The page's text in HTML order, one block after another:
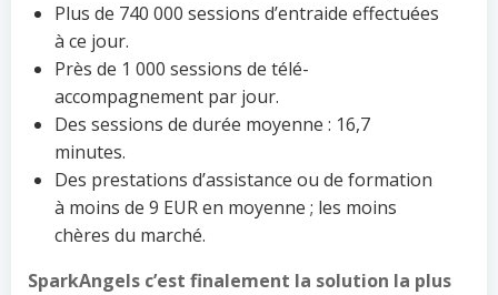
Plus de 740 000 sessions d’entraide effectuées
à ce jour.
Près de 1 000 sessions de télé-
accompagnement par jour.
Des sessions de durée moyenne : 16,7
minutes.
Des prestations d’assistance ou de formation
à moins de 9 EUR en moyenne ; les moins
chères du marché.
SparkAngels c’est finalement la solution la plus